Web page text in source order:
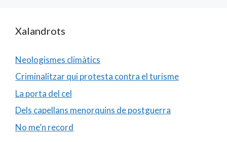
Xalandrots
Neologismes climàtics
Criminalitzar qui protesta contra el turisme
La porta del cel
Dels capellans menorquins de postguerra
No me’n record